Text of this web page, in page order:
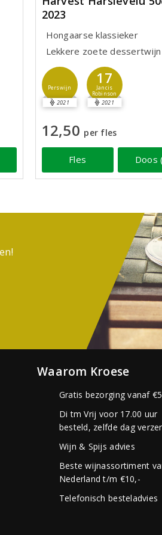
2023
Hongaarse klassieker
Lekkere zoete dessertwijn
Perswijn
2021
17
Jancis
Robinson
2021
12,50 per fles
Fles Doos
Waarom Kroese
Gratis bezorging vanaf
Di tm Vrij voor 17.00 uur
besteld, zelfde dag
Wijn & Spijs advies
Beste wijnassortiment
Nederland t/m €10,-
Telefonisch besteladvies